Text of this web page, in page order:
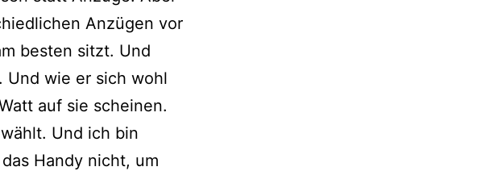
Anzügen vor
besten sitzt. Und
Und wie er sich wohl
auf sie scheinen.
Und ich bin
Handy nicht, um